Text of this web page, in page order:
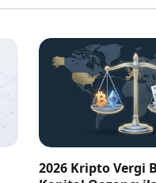
2026 Kripto Vergi